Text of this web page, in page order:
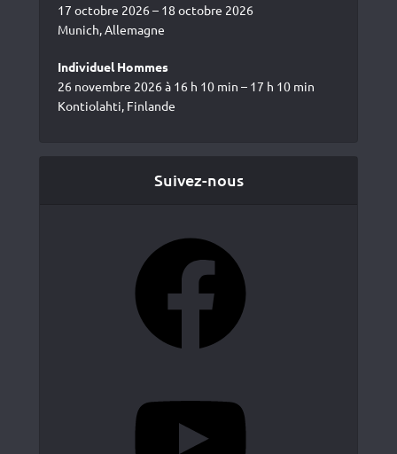
17 octobre 2026 – 18 octobre 2026
Munich, Allemagne
Individuel Hommes
26 novembre 2026 à 16 h 10 min – 17 h 10 min
Kontiolahti, Finlande
Suivez-nous